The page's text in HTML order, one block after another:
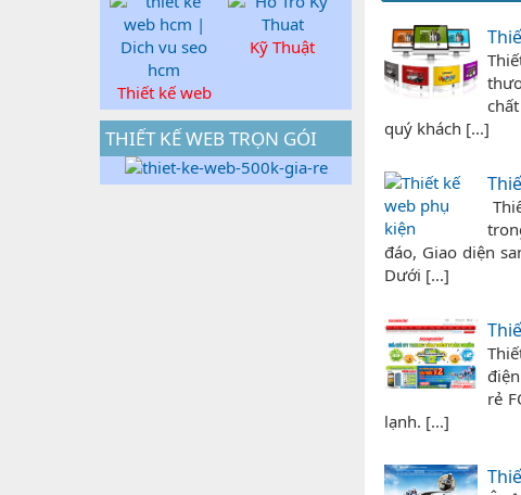
quý khách [...]
đáo, Giao diện
Dưới [...]
rẻ
lạnh. [...]
Thiết kế web
Kỹ Thuật
THIẾT KẾ WEB TRỌN GÓI